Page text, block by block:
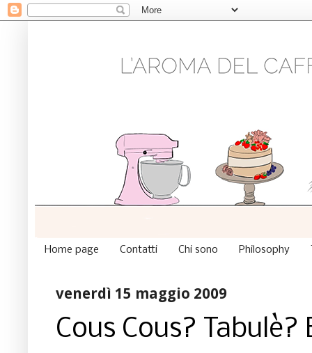
Home page Contatti Chi sono Philosophy
venerdì 15 maggio 2009
Cous Cous? Tabulè?